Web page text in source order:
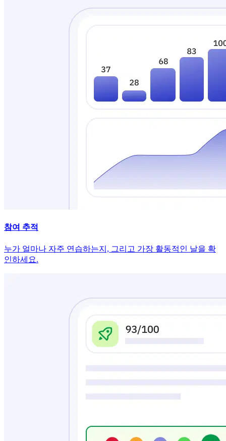
참여 추적
누가 얼마나 자주 연습하는지, 그리고 가장 활동적인 날을 확
인하세요.